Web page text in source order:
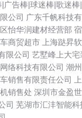
广告棒|球迷棒|歌迷
公司 广东千帆科技
怡华润建材经营部
商贸超市 上海跶昇
限公司 艺墅峰上大宅
络科技有限公司 潮
销售有限责任公司
销售处 深圳市金盈
司 芜湖市汇沣智能科